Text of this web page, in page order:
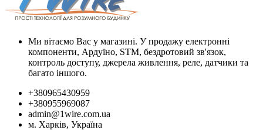
Ми вітаємо Вас у магазині. У продажу електронні
компоненти, Ардуїно, STM, бездротовий зв'язок,
контроль доступу, джерела живлення, реле, датчики та
багато іншого.
+380965430959
+380955969087
admin@1wire.com.ua
м. Харків, Україна